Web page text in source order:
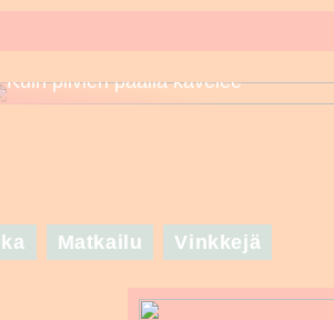
Kuin pilvien päällä kävelee
Matkailu Vinkkejä